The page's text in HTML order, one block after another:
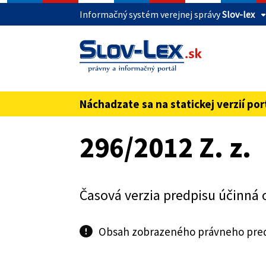
Informačný systém verejnej správySlov-lex
Táto stránka je zabezpečená
Buďte pozorní a vždy sa uistite, že zdieľate
pred názvom domény webového sídla.
Náchadzate sa na statickej verzií
Preskoč na obsah296/2012 Z. z.
Časová verzia predpisu účinná
Obsah zobrazeného právneho